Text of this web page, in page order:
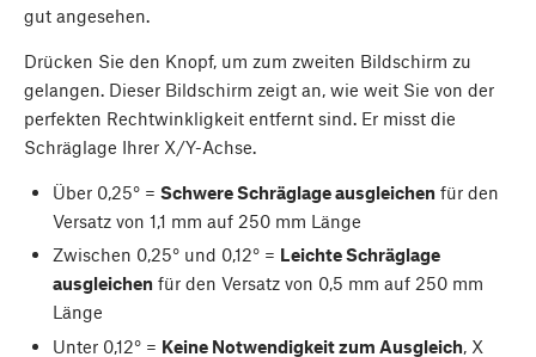
gut angesehen.
Drücken Sie den Knopf, um zum zweiten Bildschirm zu
gelangen. Dieser Bildschirm zeigt an, wie weit Sie von der
perfekten Rechtwinkligkeit entfernt sind. Er misst die
Schräglage Ihrer X/Y-Achse.
Über 0,25° = Schwere Schräglage ausgleichenfür den
Versatz von 1,1 mm auf 250 mm Länge
Zwischen 0,25° und 0,12° = Leichte Schräglage
ausgleichenfür den Versatz von 0,5 mm auf 250 mm
Länge
Unter 0,12° = Keine Notwendigkeit zum Ausgleich, X